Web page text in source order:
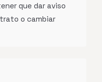
que dar aviso
o cambiar